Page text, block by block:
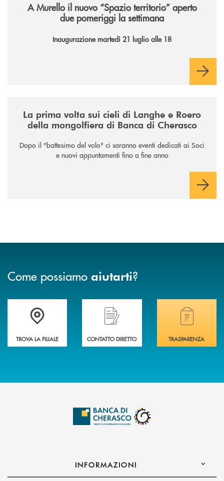
A Murello il nuovo “Spazio territorio” aperto
due pomeriggi la settimana
Inaugurazione martedì 21 luglio alle 18
La prima volta sui cieli di Langhe e Roero
della mongolfiera di Banca di Cherasco
Dopo il "battesimo del volo" ci saranno eventi dedicati ai Soci
e nuovi appuntamenti fino a fine anno
Come possiamo aiutarti?
Accedi all' elenco completo delle filiali .
TROVA LA FILIALE
Hai bisogno di assistenza immediata?
CONTATTO DIRETTO
Hai bisogno di
TRASPARENZA
INFORMAZIONI